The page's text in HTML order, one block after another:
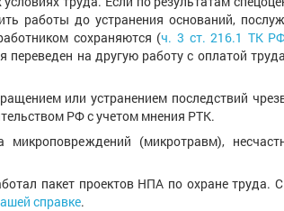
работы до устранения оснований,
сохраняются (ч. 3 ст. 216.1 ТК
на другую работу с оплатой
или устранением последствий
РФ с учетом мнения РТК.
микроповреждений (микротравм),
пакет проектов НПА по охране труда.
справке.